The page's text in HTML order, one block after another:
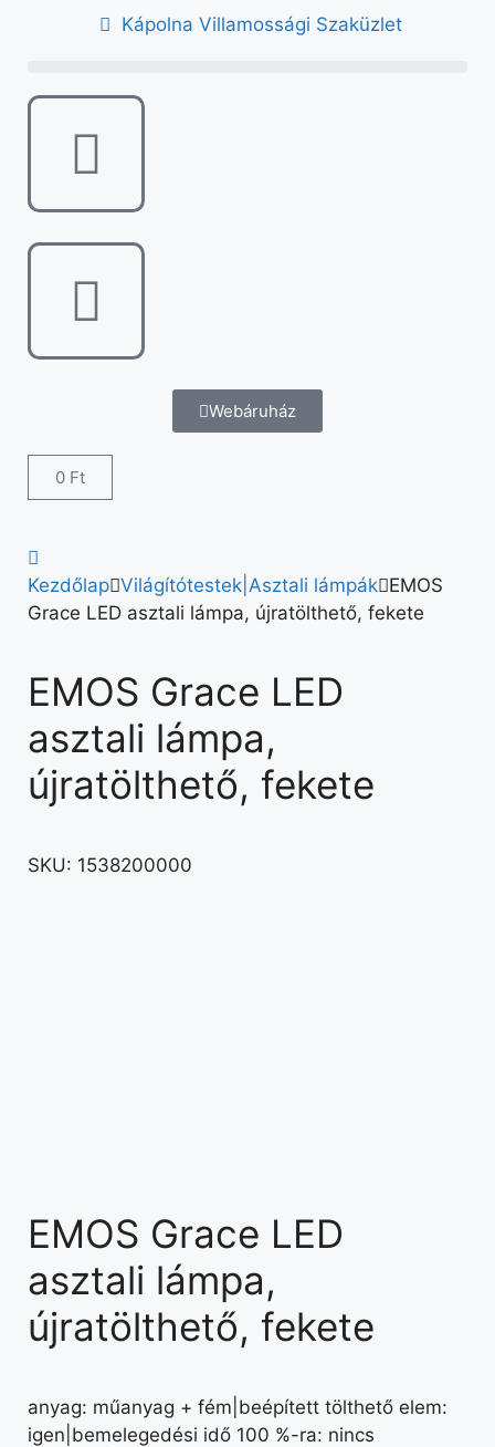
Kápolna Villamossági Szaküzlet
Webáruház
0 Ft
Kezdőlap Világítótestek|Asztali lámpák EMOS
Grace LED asztali lámpa, újratölthető, fekete
EMOS Grace LED
asztali lámpa,
újratölthető, fekete
SKU: 1538200000
EMOS Grace LED
asztali lámpa,
újratölthető, fekete
anyag: műanyag + fém|beépített tölthető elem:
igen|bemelegedési idő 100 %-ra: nincs